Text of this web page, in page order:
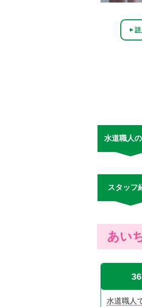
▲詳
水道職人
スタッフ
あい
水道職人